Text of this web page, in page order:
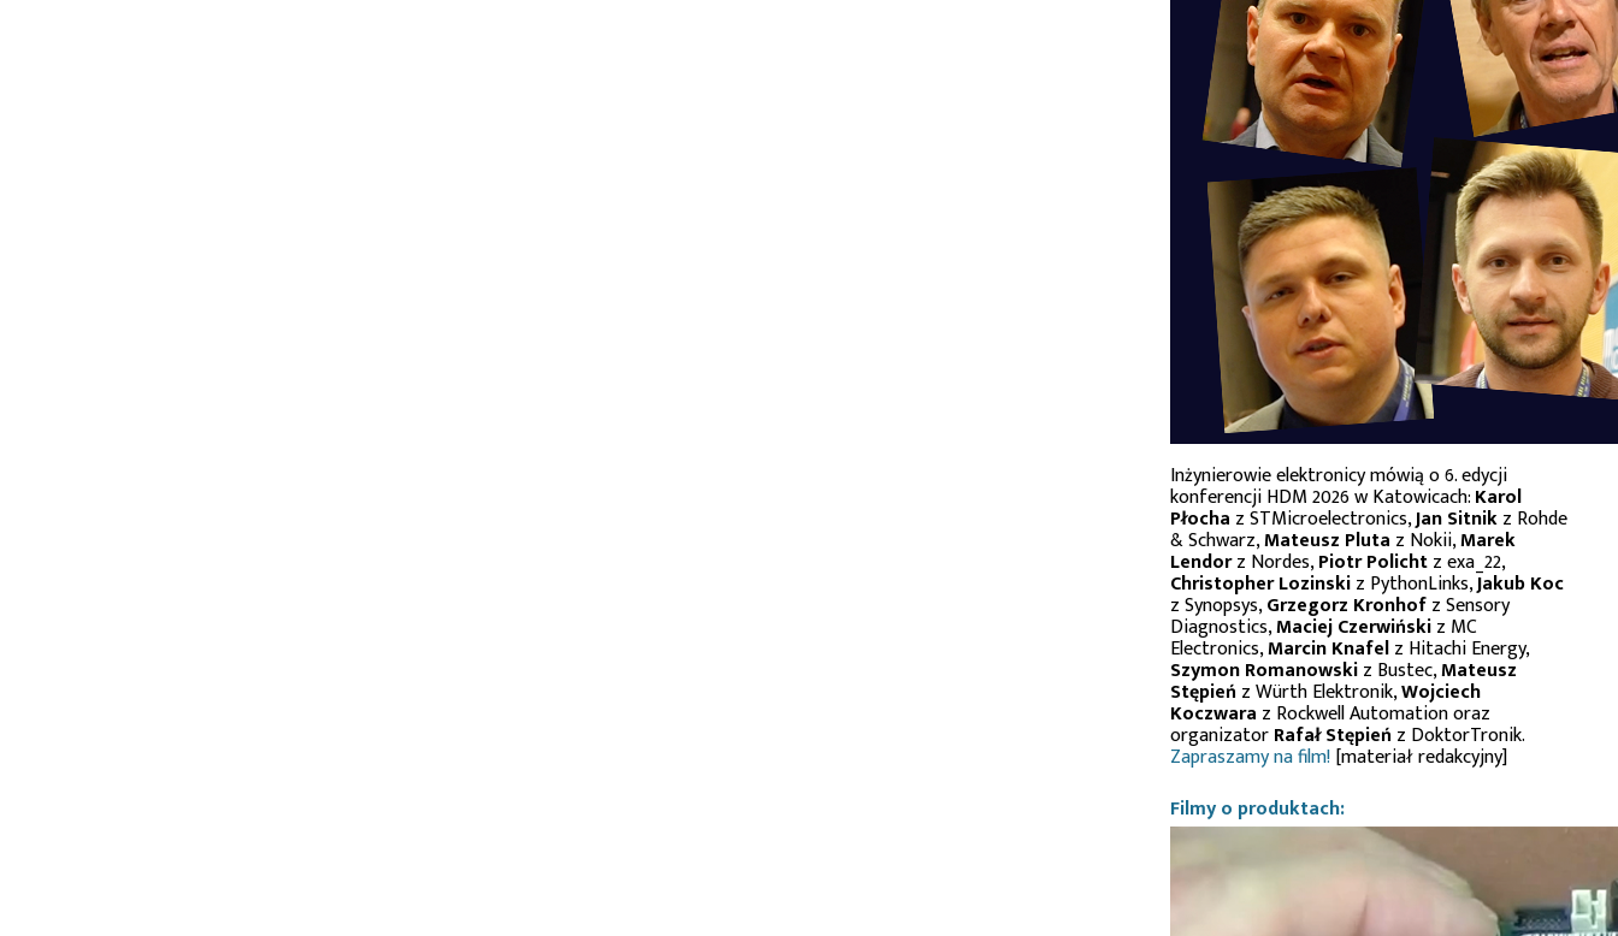
Inżynierowie elektronicy mówią o 6. edycji
konferencji HDM 2026 w Katowicach:Karol
Płocha z STMicroelectronics,Jan Sitnikz Rohde
& Schwarz,Mateusz Pluta z Nokii,Marek
Lendorz Nordes,Piotr Polichtz exa_22,
Christopher Lozinskiz PythonLinks,Jakub Koc
z Synopsys,Grzegorz Kronhofz Sensory
Diagnostics,Maciej Czerwińskiz MC
Electronics,Marcin Knafelz Hitachi Energy,
Szymon Romanowskiz Bustec,Mateusz
Stępień z Würth Elektronik,Wojciech
Koczwara z Rockwell Automation oraz
organizatorRafał Stępień z DoktorTronik.
Zapraszamy na film![materiał redakcyjny]
Filmy o produktach: